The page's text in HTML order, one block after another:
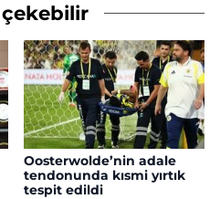
Oosterwolde’nin adale
tendonunda kısmi yırtık
tespit edildi